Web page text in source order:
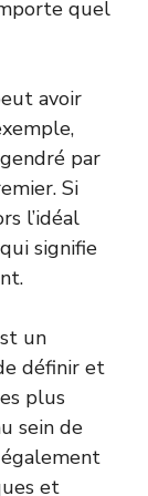
quel
avoir
par
Si
l’idéal
signifie
un
définir et
plus
sein de
et